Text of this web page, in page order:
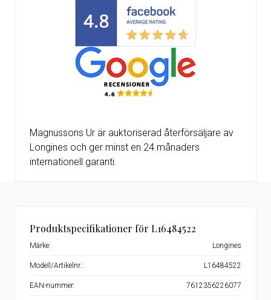
Magnussons Ur är auktoriserad återförsäljare av
Longines och ger minst en 24 månaders
internationell garanti.
Produktspecifikationer för L16484522
Märke: Longines
Modell/Artikelnr.: L16484522
EAN-nummer: 7612356226077